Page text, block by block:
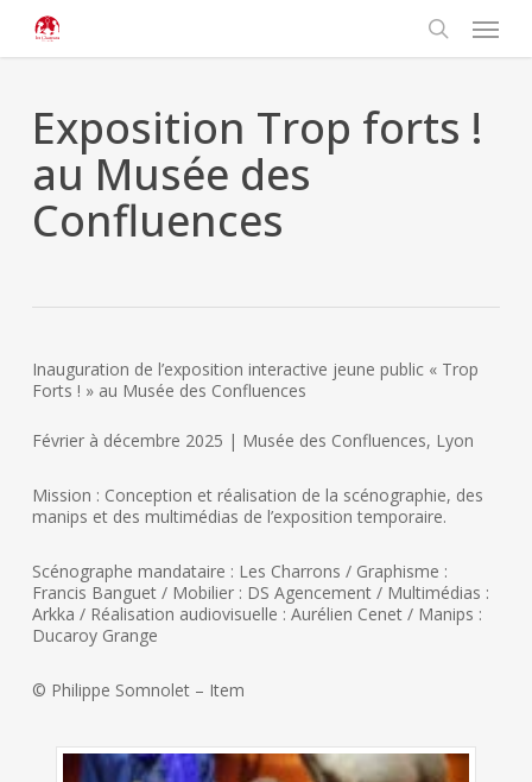
Panneau de gestion des cookies
contenu
rechercher
Menu
Exposition Trop forts !
au Musée des
Confluences
Inauguration de l’exposition interactive jeune public « Trop
Forts ! » au Musée des Confluences
Février à décembre 2025 | Musée des Confluences, Lyon
Mission : Conception et réalisation de la scénographie, des
manips et des multimédias de l’exposition temporaire.
Scénographe mandataire : Les Charrons / Graphisme :
Francis Banguet / Mobilier : DS Agencement / Multimédias :
Arkka / Réalisation audiovisuelle : Aurélien Cenet / Manips :
Ducaroy Grange
© Philippe Somnolet – Item